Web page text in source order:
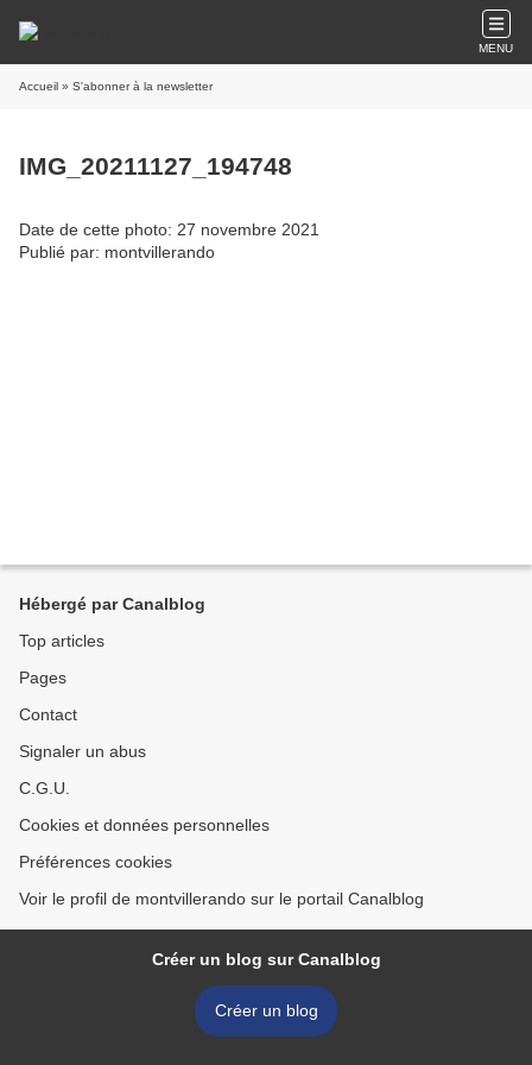
MENU
Accueil » S'abonner à la newsletter
IMG_20211127_194748
Date de cette photo: 27 novembre 2021
Publié par: montvillerando
Hébergé par Canalblog
Top articles
Pages
Contact
Signaler un abus
C.G.U.
Cookies et données personnelles
Préférences cookies
Voir le profil de montvillerando sur le portail Canalblog
Créer un blog sur Canalblog
Créer un blog